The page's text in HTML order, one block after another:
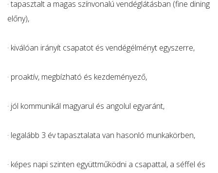
· tapasztalt a magas színvonalú vendéglátásban (fine dining
előny),
· kiválóan irányít csapatot és vendégélményt egyszerre,
· proaktív, megbízható és kezdeményező,
· jól kommunikál magyarul és angolul egyaránt,
· legalább 3 év tapasztalata van hasonló munkakörben,
· képes napi szinten együttműködni a csapattal, a séffel és